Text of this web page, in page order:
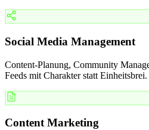
Social Media Management
Content-Planung, Community
Feeds mit Charakter statt Einheitsbrei.
Content Marketing